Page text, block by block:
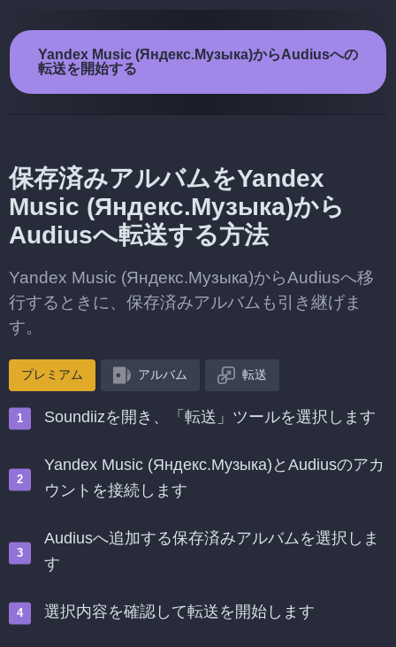
Yandex Music (Яндекс.Музыка)からAudiusへの
転送を開始する
保存済みアルバムをYandex
Music (Яндекс.Музыка)から
Audiusへ転送する方法
Yandex Music (Яндекс.Музыка)からAudiusへ移
行するときに、保存済みアルバムも引き継げま
す。
プレミアム アルバム 転送
Soundiizを開き、「転送」ツールを選択します
Yandex Music (Яндекс.Музыка)とAudiusのアカ
ウントを接続します
Audiusへ追加する保存済みアルバムを選択しま
す
選択内容を確認して転送を開始します